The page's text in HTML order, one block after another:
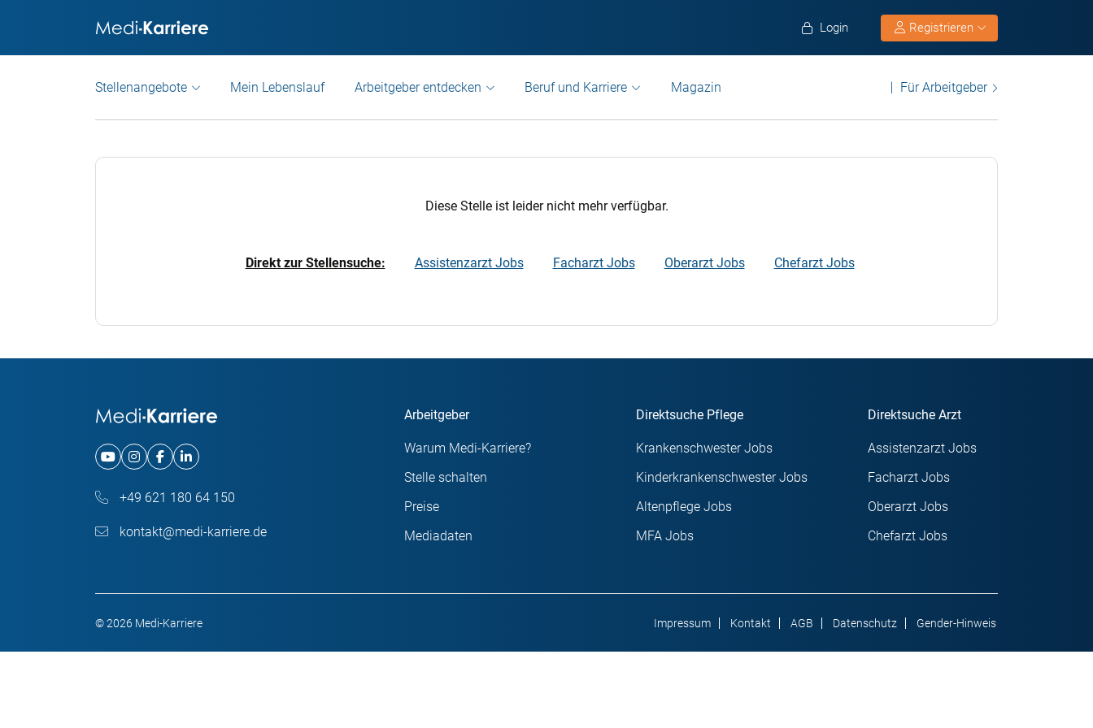
Login Registrieren
Stellenangebote Mein Lebenslauf Arbeitgeber entdecken Beruf und Karriere Magazin Für Arbeitgeber
Diese Stelle ist leider nicht mehr verfügbar.
Direkt zur Stellensuche: Assistenzarzt Jobs Facharzt Jobs Oberarzt Jobs Chefarzt Jobs
+49 621 180 64 150
kontakt@medi-karriere.de
Arbeitgeber
Warum Medi-Karriere?
Stelle schalten
Preise
Mediadaten
Direktsuche Pflege
Krankenschwester Jobs
Kinderkrankenschwester Jobs
Altenpflege Jobs
MFA Jobs
Direktsuche Arzt
Assistenzarzt Jobs
Facharzt Jobs
Oberarzt Jobs
Chefarzt Jobs
© 2026 Medi-Karriere Impressum Kontakt AGB Datenschutz Gender-Hinweis